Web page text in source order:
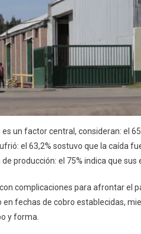
es un factor central, consideran: el
el 63,2% sostuvo que la caída
producción: el 75% indica que sus
complicaciones para afrontar el
fechas de cobro establecidas,
y forma.